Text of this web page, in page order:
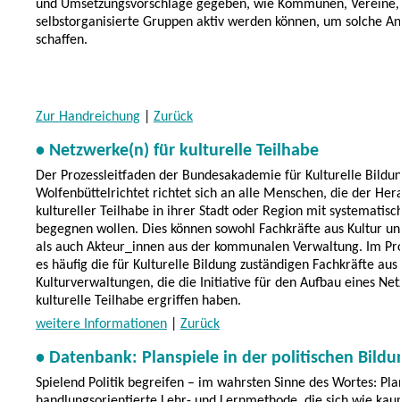
und Umsetzungsvorschläge gegeben, wie Kommunen,
selbstorganisierte Gruppen aktiv werden können, um solche
schaffen.
Zur Handreichung Zurück
• Netzwerke(n) für kulturelle Teilhabe
Der Prozessleitfaden der Bundesakademie für Kulturelle
Wolfenbüttelrichtet richtet sich an alle Menschen, die der
kultureller Teilhabe in ihrer Stadt oder Region mit
begegnen wollen. Dies können sowohl Fachkräfte aus Kultur
als auch Akteur_innen aus der kommunalen Verwaltung. Im
es häufig die für Kulturelle Bildung zuständigen Fachkräfte aus
Kulturverwaltungen, die die Initiative für den Aufbau eines
kulturelle Teilhabe ergriffen haben.
weitere Informationen
Zurück
• Datenbank: Planspiele in der politischen
Spielend Politik begreifen – im wahrsten Sinne des Wortes: